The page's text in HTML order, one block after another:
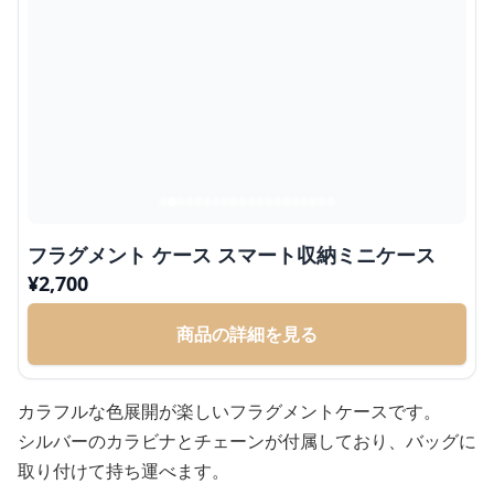
フラグメント ケース スマート収納ミニケース
¥2,700
商品の詳細を見る
カラフルな色展開が楽しいフラグメントケースです。
シルバーのカラビナとチェーンが付属しており、バッグに
取り付けて持ち運べます。